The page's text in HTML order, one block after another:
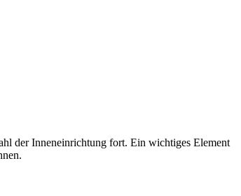
der Inneneinrichtung fort. Ein wichtiges Element